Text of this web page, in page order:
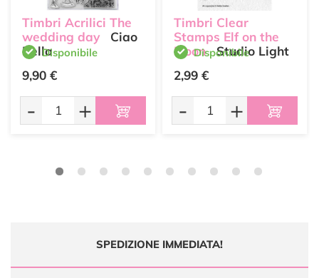
Timbri Acrilici The
wedding day
Ciao
BellaDisponibile
9,90 €
- +
Timbri Clear
Stamps Elf on the
Moon Studio Light
Disponibile
2,99 €
- +
SPEDIZIONE IMMEDIATA!